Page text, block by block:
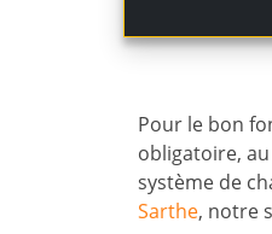
Pour le bon
obligatoire,
système de
Sarthe, notre